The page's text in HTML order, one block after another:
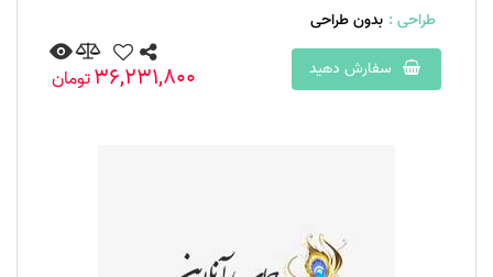
طراحی : بدون طراحی
سفارش دهید
36,231,800تومان